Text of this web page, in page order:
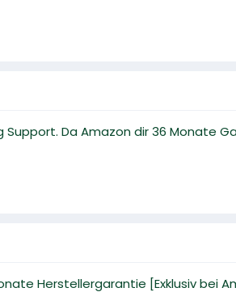
Da Amazon dir 36 Monate
Herstellergarantie [Exklusiv bei